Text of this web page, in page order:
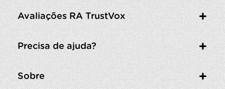
Avaliações RA TrustVox
Precisa de ajuda?
Sobre